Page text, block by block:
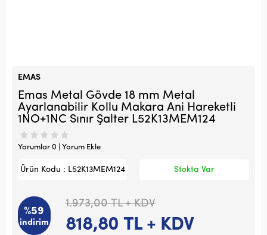
EMAS
Emas Metal Gövde 18 mm Metal
Ayarlanabilir Kollu Makara Ani Hareketli
1NO+1NC Sınır Şalter L52K13MEM124
Yorumlar 0 | Yorum Ekle
Ürün Kodu : L52K13MEM124 Stokta Var
%59
indirim
1.973,00TL + KDV
818,80 TL + KDV